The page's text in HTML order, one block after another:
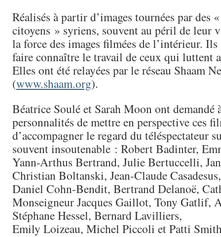
Réalisés à partir d’images tournées par des
citoyens » syriens, souvent au péril de leur
la force des images filmées de l’intérieur. Ils
faire connaître le travail de ceux qui luttent
Elles ont été relayées par le réseau Shaam
(www.shaam.org).
Béatrice Soulé et Sarah Moon ont demandé
personnalités de mettre en perspective ces
d’accompagner le regard du téléspectateur
souvent insoutenable : Robert Badinter,
Yann-Arthus Bertrand, Julie Bertuccelli,
Christian Boltanski, Jean-Claude
Daniel Cohn-Bendit, Bertrand Delanoë,
Monseigneur Jacques Gaillot, Tony Gatlif,
Stéphane Hessel, Bernard Lavilliers,
Emily Loizeau, Michel Piccoli et Patti